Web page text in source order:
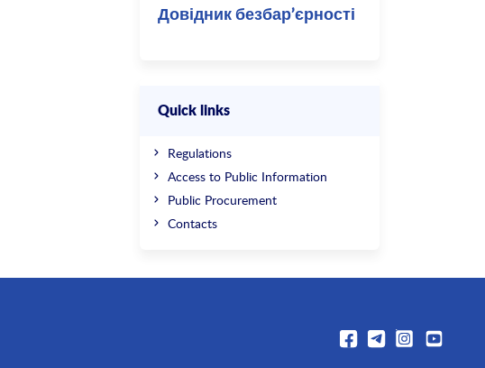
Довідник безбар’єрності
Quick links
Regulations
Access to Public Information
Public Procurement
Contacts